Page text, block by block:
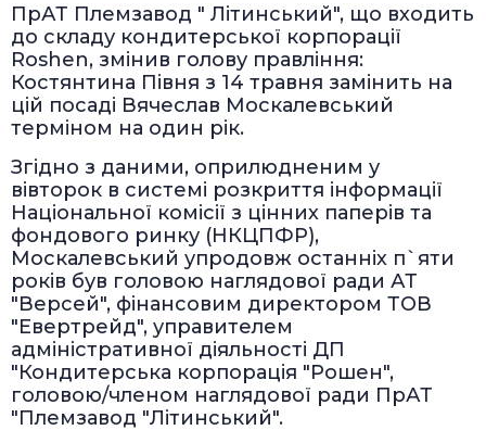
ПрАТ Племзавод " Літинський", що входить
до складу кондитерської корпорації
Roshen, змінив голову правління:
Костянтина Півня з 14 травня замінить на
цій посаді Вячеслав Москалевський
терміном на один рік.
Згідно з даними, оприлюдненим у
вівторок в системі розкриття інформації
Національної комісії з цінних паперів та
фондового ринку (НКЦПФР),
Москалевський упродовж останніх п`яти
років був головою наглядової ради АТ
"Версей", фінансовим директором ТОВ
"Евертрейд", управителем
адміністративної діяльності ДП
"Кондитерська корпорація "Рошен",
головою/членом наглядової ради ПрАТ
"Племзавод "Літинський".